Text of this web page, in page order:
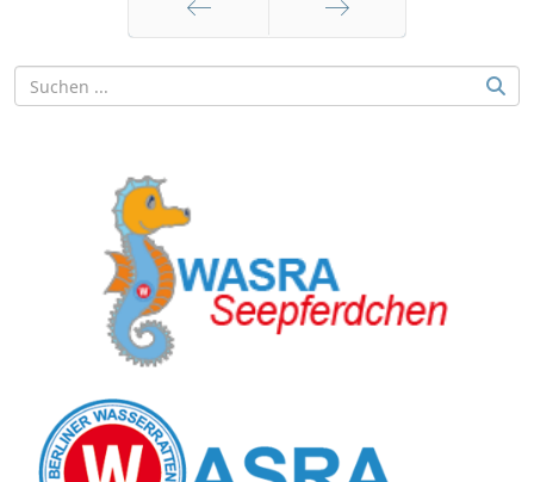
Zurück Weiter